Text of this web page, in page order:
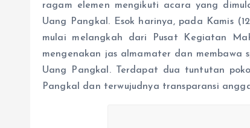
ragam elemen mengikuti acara yang
Uang Pangkal. Esok harinya, pada Kamis
mulai melangkah dari Pusat Kegiatan
mengenakan jas almamater dan membawa
Uang Pangkal. Terdapat dua tuntutan
Pangkal dan terwujudnya transparansi